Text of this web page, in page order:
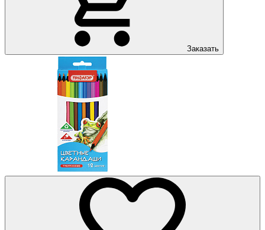
Заказать